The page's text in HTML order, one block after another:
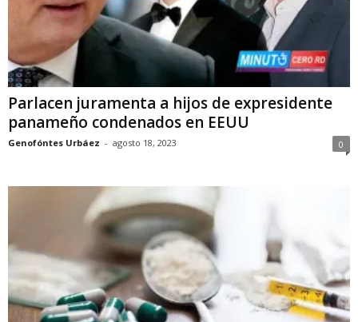
Parlacen juramenta a hijos de expresidente
panameño condenados en EEUU
Genofóntes Urbáez - agosto 18, 2023 0